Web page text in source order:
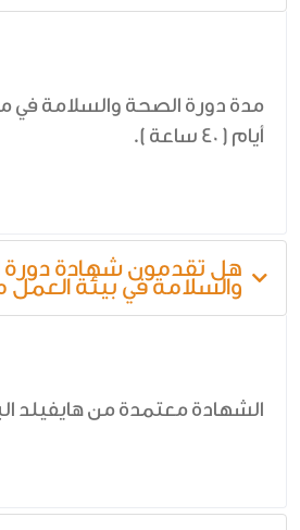
أيام ( 40 ساعة ).
هل تقدمون شهادة دورة
والسلامة في بيئة
الشهادة معتمدة من هايفيلد